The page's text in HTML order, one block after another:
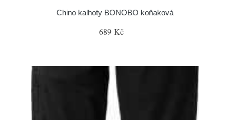
Chino kalhoty BONOBO koňaková
689 Kč